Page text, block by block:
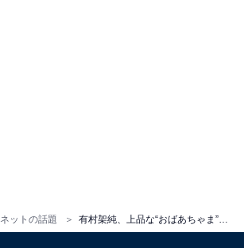
ネットの話題